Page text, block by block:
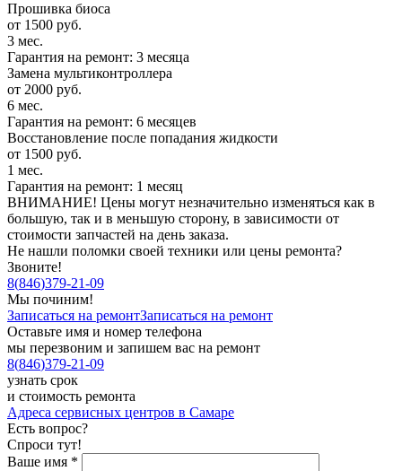
Прошивка биоса
от 1500 руб.
3 мес.
Гарантия на ремонт: 3 месяца
Замена мультиконтроллера
от 2000 руб.
6 мес.
Гарантия на ремонт: 6 месяцев
Восстановление после попадания жидкости
от 1500 руб.
1 мес.
Гарантия на ремонт: 1 месяц
ВНИМАНИЕ! Цены могут незначительно изменяться как в
большую, так и в меньшую сторону, в зависимости от
стоимости запчастей на день заказа.
Не нашли поломки своей техники или цены ремонта?
Звоните!
8(846)379-21-09
Мы починим!
Записаться на ремонтЗаписаться на ремонт
Оставьте имя и номер телефона
мы перезвоним и запишем вас на ремонт
8(846)379-21-09
узнать срок
и стоимость ремонта
Адреса сервисных центров в Самаре
Есть вопрос?
Спроси тут!
Ваше имя *